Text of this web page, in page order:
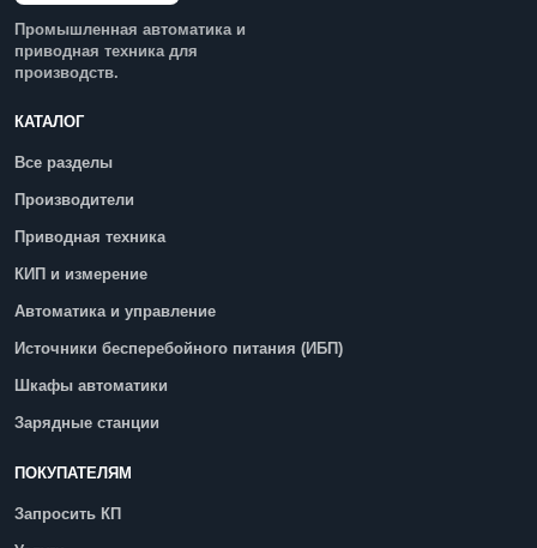
Промышленная автоматика и
приводная техника для
производств.
КАТАЛОГ
Все разделы
Производители
Приводная техника
КИП и измерение
Автоматика и управление
Источники бесперебойного питания (ИБП)
Шкафы автоматики
Зарядные станции
ПОКУПАТЕЛЯМ
Запросить КП